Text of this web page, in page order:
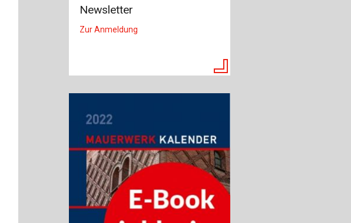
Newsletter
Zur Anmeldung